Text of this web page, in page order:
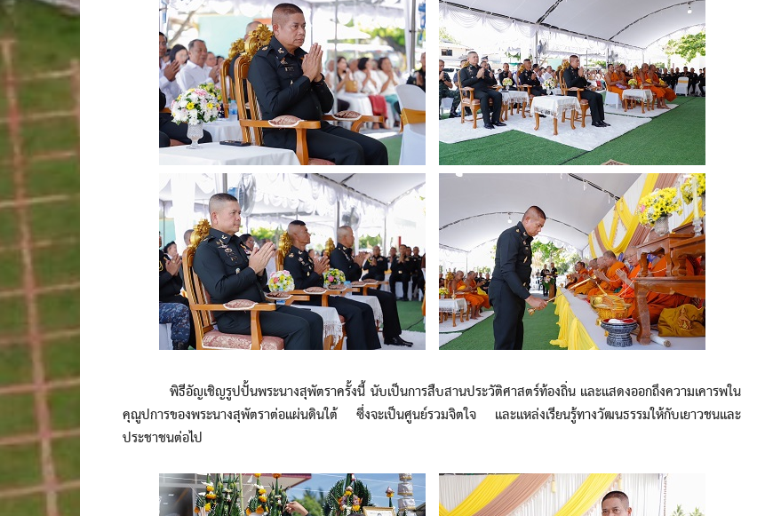
พิธีอัญเชิญรูปปั้นพระนางสุพัตราครั้งนี้ นับเป็นการสืบสานประวัติศาสตร์ท้องถิ่น และแสดงออกถึงความเคารพใน
คุณูปการของพระนางสุพัตราต่อแผ่นดินใต้ ซึ่งจะเป็นศูนย์รวมจิตใจ และแหล่งเรียนรู้ทางวัฒนธรรมให้กับเยาวชนและ
ประชาชนต่อไป